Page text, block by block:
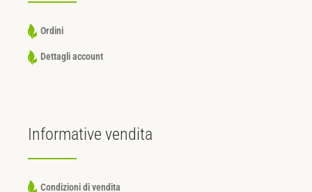
Ordini
Dettagli account
Informative vendita
Condizioni di vendita